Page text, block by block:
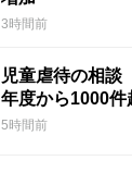
3時間前
児童虐待の相
年度から1000
5時間前